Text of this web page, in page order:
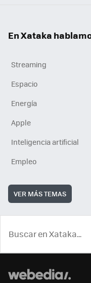
En Xataka
Streaming
Espacio
Energía
Apple
Inteligencia artificial
Empleo
VER MÁS TEMAS